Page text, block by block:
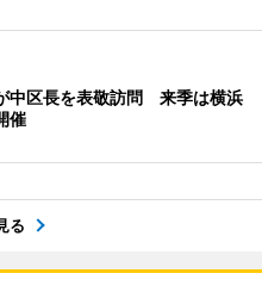
中区長を表敬訪問 来季は横浜
催
る